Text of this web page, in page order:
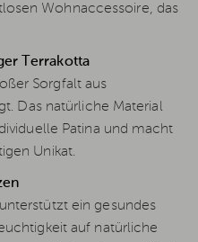
Wohnaccessoire, das
Terrakotta
Sorgfalt aus
Das natürliche Material
Patina und macht
Unikat.
ein gesundes
auf natürliche